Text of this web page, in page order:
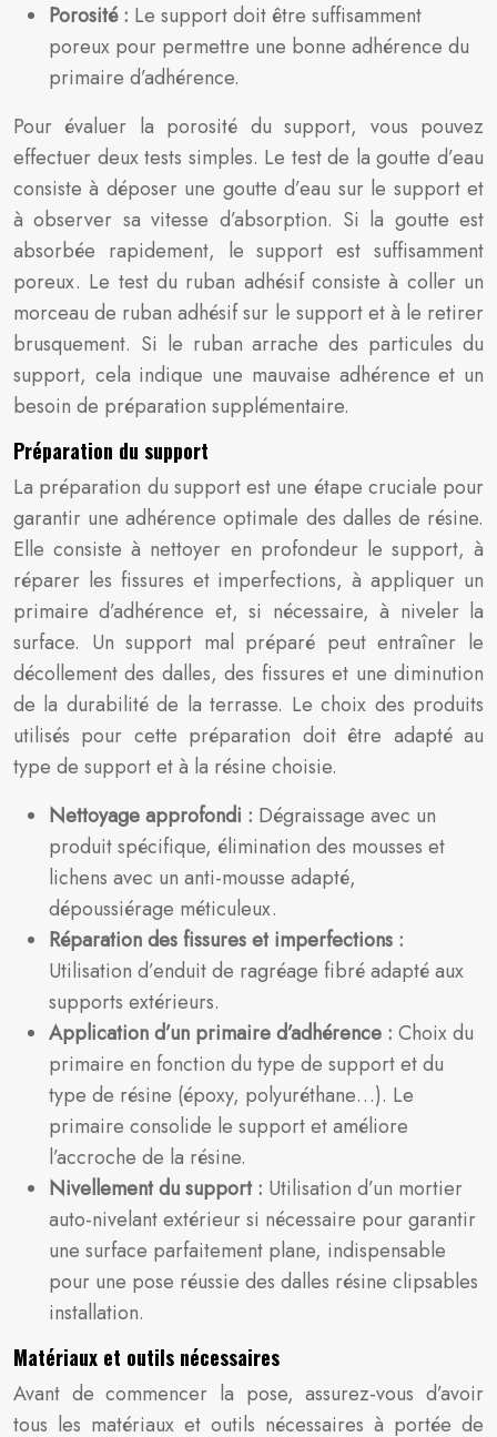
Porosité : Le support doit être suffisamment
poreux pour permettre une bonne adhérence du
primaire d’adhérence.
Pour évaluer la porosité du support, vous pouvez
effectuer deux tests simples. Le test de la goutte d’eau
consiste à déposer une goutte d’eau sur le support et
à observer sa vitesse d’absorption. Si la goutte est
absorbée rapidement, le support est suffisamment
poreux. Le test du ruban adhésif consiste à coller un
morceau de ruban adhésif sur le support et à le retirer
brusquement. Si le ruban arrache des particules du
support, cela indique une mauvaise adhérence et un
besoin de préparation supplémentaire.
Préparation du support
La préparation du support est une étape cruciale pour
garantir une adhérence optimale des dalles de résine.
Elle consiste à nettoyer en profondeur le support, à
réparer les fissures et imperfections, à appliquer un
primaire d’adhérence et, si nécessaire, à niveler la
surface. Un support mal préparé peut entraîner le
décollement des dalles, des fissures et une diminution
de la durabilité de la terrasse. Le choix des produits
utilisés pour cette préparation doit être adapté au
type de support et à la résine choisie.
Nettoyage approfondi : Dégraissage avec un
produit spécifique, élimination des mousses et
lichens avec un anti-mousse adapté,
dépoussiérage méticuleux.
Réparation des fissures et imperfections :
Utilisation d’enduit de ragréage fibré adapté aux
supports extérieurs.
Application d’un primaire d’adhérence : Choix du
primaire en fonction du type de support et du
type de résine (époxy, polyuréthane…). Le
primaire consolide le support et améliore
l’accroche de la résine.
Nivellement du support : Utilisation d’un mortier
auto-nivelant extérieur si nécessaire pour garantir
une surface parfaitement plane, indispensable
pour une pose réussie des dalles résine clipsables
installation.
Matériaux et outils nécessaires
Avant de commencer la pose, assurez-vous d’avoir
tous les matériaux et outils nécessaires à portée de